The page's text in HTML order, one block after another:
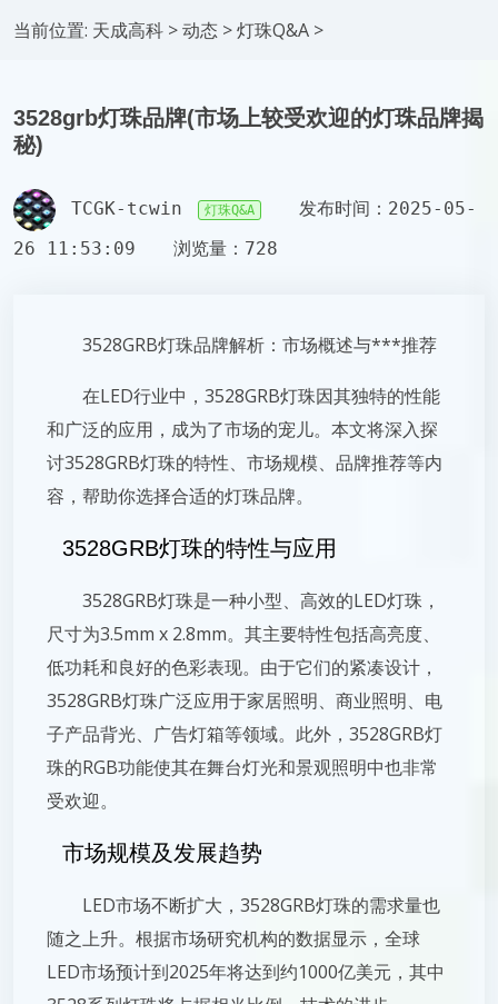
当前位置: 天成高科 >动态 >灯珠Q&A >
3528grb灯珠品牌(市场上较受欢迎的灯珠品牌揭
秘)
TCGK-tcwin 灯珠Q&A
发布时间：2025-05-
26 11:53:09
浏览量：728
3528GRB灯珠品牌解析：市场概述与***推荐
在LED行业中，3528GRB灯珠因其独特的性能
和广泛的应用，成为了市场的宠儿。本文将深入探
讨3528GRB灯珠的特性、市场规模、品牌推荐等内
容，帮助你选择合适的灯珠品牌。
3528GRB灯珠的特性与应用
3528GRB灯珠是一种小型、高效的LED灯珠，
尺寸为3.5mm x 2.8mm。其主要特性包括高亮度、
低功耗和良好的色彩表现。由于它们的紧凑设计，
3528GRB灯珠广泛应用于家居照明、商业照明、电
子产品背光、广告灯箱等领域。此外，3528GRB灯
珠的RGB功能使其在舞台灯光和景观照明中也非常
受欢迎。
市场规模及发展趋势
LED市场不断扩大，3528GRB灯珠的需求量也
随之上升。根据市场研究机构的数据显示，全球
LED市场预计到2025年将达到约1000亿美元，其中